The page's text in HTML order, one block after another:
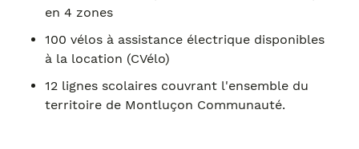
en 4 zones
100 vélos à assistance électrique disponibles
à la location (CVélo)
12 lignes scolaires couvrant l'ensemble du
territoire de Montluçon Communauté.